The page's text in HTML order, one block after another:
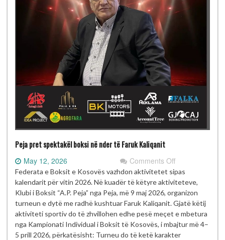
Peja pret spektakël boksi në nder të Faruk Kaliqanit
May 12, 2026 Comments Offon
Peja
pret
spektakël
boksi
në
nder
të
Federata e Boksit e Kosovës vazhdon aktivitetet sipas
kalendarit për vitin 2026. Në kuadër të këtyre aktiviteteve,
Klubi i Boksit “A.P. Peja” nga Peja, më 9 maj 2026, organizon
turneun e dytë me radhë kushtuar Faruk Kaliqanit. Gjatë këtij
aktiviteti sportiv do të zhvillohen edhe pesë meçet e mbetura
nga Kampionati Individual i Boksit të Kosovës, i mbajtur më 4–
5 prill 2026, përkatësisht: Turneu do të ketë karakter